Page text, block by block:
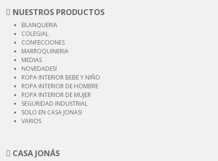
NUESTROS PRODUCTOS
BLANQUERIA
COLEGIAL
CONFECCIONES
MARROQUINERIA
MEDIAS
NOVEDADES!
ROPA INTERIOR BEBE Y NIÑO
ROPA INTERIOR DE HOMBRE
ROPA INTERIOR DE MUJER
SEGURIDAD INDUSTRIAL
SOLO EN CASA JONAS!
VARIOS
CASA JONÁS